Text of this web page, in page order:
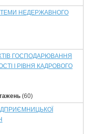
НЕДЕРЖАВНОГО
ГОСПОДАРЮВАННЯ
І РІВНЯ КАДРОВОГО
(60)